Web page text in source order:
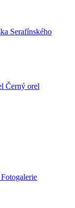
Serafínského
Černý orel